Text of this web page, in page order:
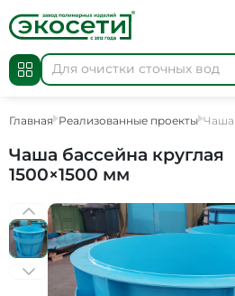
Главная Реализованные проекты Чаша
Чаша бассейна круглая
1500×1500 мм